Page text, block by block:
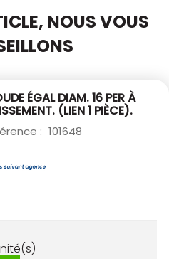
NOUS VOUS
ÉGAL DIAM. 16 PER À
(LIEN 1 PIÈCE).
: 101648